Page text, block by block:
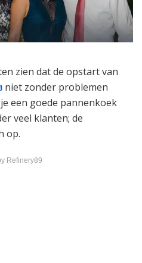
zien dat de opstart van
niet zonder problemen
een goede pannenkoek
veel klanten; de
op.
Refinery89